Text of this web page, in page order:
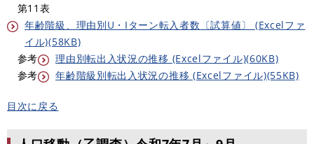
第11表
年齢階級、理由別U・Iターン転入者数〔試算値〕 (Excelファ
イル)(58KB)
参考
理由別転出入状況の推移 (Excelファイル)(60KB)
参考
年齢階級別転出入状況の推移 (Excelファイル)(55KB)
目次に戻る